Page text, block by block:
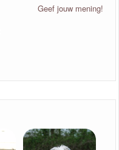
Geef jouw mening!